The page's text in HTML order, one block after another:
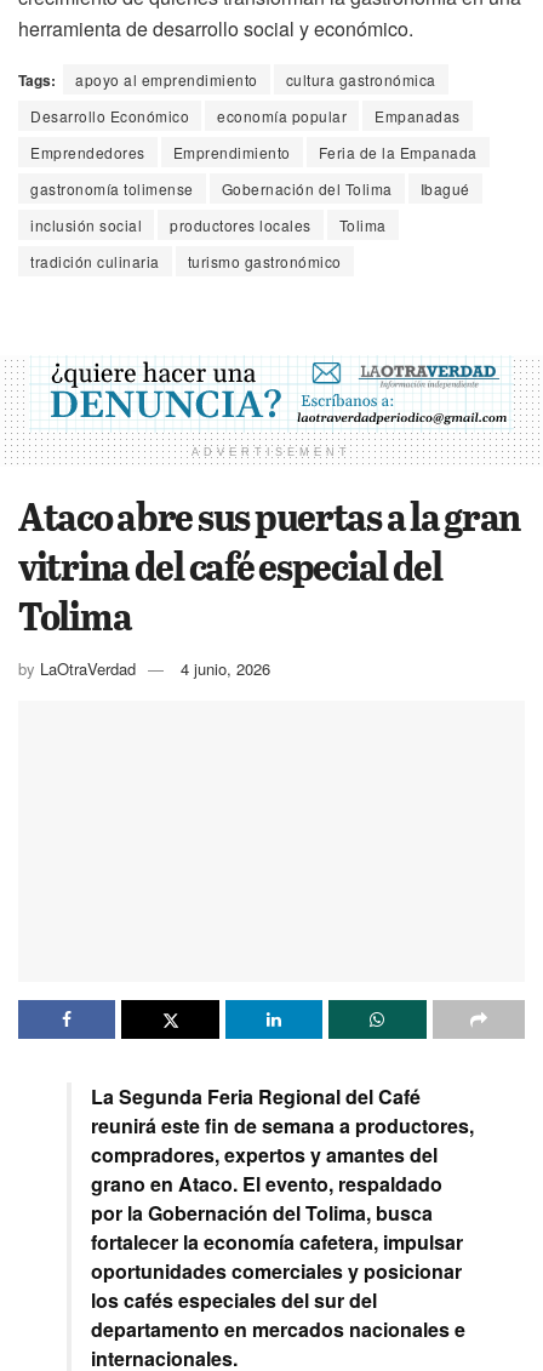
herramienta de desarrollo social y económico.
Tags: apoyo al emprendimiento
cultura gastronómica
Desarrollo Económico
economía popular
Empanadas
Emprendedores
Emprendimiento
Feria de la Empanada
gastronomía tolimense
Gobernación del Tolima
Ibagué
inclusión social
productores locales
Tolima
tradición culinaria
turismo gastronómico
ADVERTISEMENT
Ataco abre sus puertas a la gran
vitrina del café especial del
Tolima
by LaOtraVerdad 4 junio, 2026
La Segunda Feria Regional del Café
reunirá este fin de semana a productores,
compradores, expertos y amantes del
grano en Ataco. El evento, respaldado
por la Gobernación del Tolima, busca
fortalecer la economía cafetera, impulsar
oportunidades comerciales y posicionar
los cafés especiales del sur del
departamento en mercados nacionales e
internacionales.